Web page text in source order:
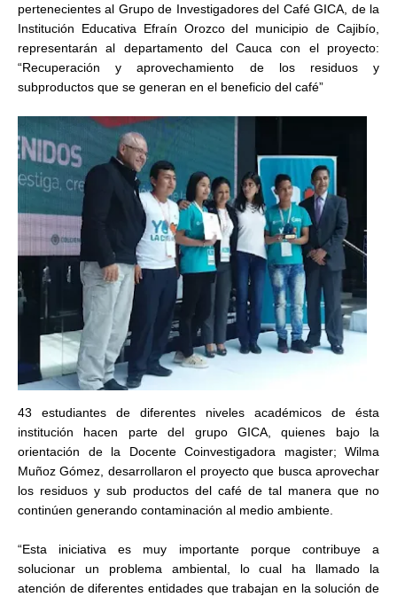
pertenecientes al Grupo de Investigadores del Café GICA, de la
Institución Educativa Efraín Orozco del municipio de Cajibío,
representarán al departamento del Cauca con el proyecto:
“Recuperación y aprovechamiento de los residuos y
subproductos que se generan en el beneficio del café”
43 estudiantes de diferentes niveles académicos de ésta
institución hacen parte del grupo GICA, quienes bajo la
orientación de la Docente Coinvestigadora magister; Wilma
Muñoz Gómez, desarrollaron el proyecto que busca aprovechar
los residuos y sub productos del café de tal manera que no
continúen generando contaminación al medio ambiente.
“Esta iniciativa es muy importante porque contribuye a
solucionar un problema ambiental, lo cual ha llamado la
atención de diferentes entidades que trabajan en la solución de